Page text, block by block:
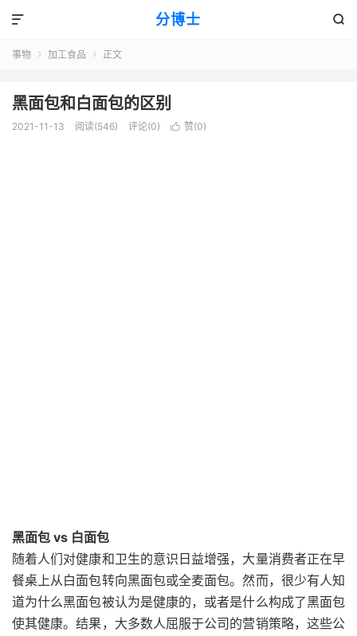
分博士 

事物  加工食品  正文
黑面包和白面包的区别
2021-11-13 阅读(546) 评论(0)  赞(0)
黑面包 vs 白面包
随着人们对健康和卫生的意识日益增强，大量消费者正在早
餐桌上从白面包转向黑面包或全麦面包。然而，很少有人知
道为什么黑面包被认为是健康的，或者是什么构成了黑面包
使其健康。结果，大多数人屈服于公司的营销策略，这些公